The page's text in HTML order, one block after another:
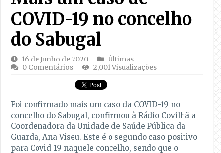
COVID-19 no concelho
do Sabugal
16 de Junho de 2020
Últimas
0 Comentários
2,001 Visualizações
Foi confirmado mais um caso da COVID-19 no
concelho do Sabugal, confirmou à Rádio Covilhã a
Coordenadora da Unidade de Saúde Pública da
Guarda, Ana Viseu. Este é o segundo caso positivo
para Covid-19 naquele concelho, sendo que o